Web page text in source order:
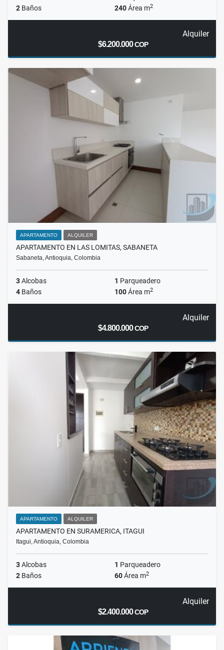
2 Baños 240Área m2
Alquiler
$6.200.000COP
APARTAMENTO ALQUILER
APARTAMENTO EN LAS LOMITAS, SABANETA
Sabaneta, Antioquia, Colombia
3Alcobas 1 Parqueadero
4 Baños 100Área m2
Alquiler
$4.800.000COP
APARTAMENTO ALQUILER
APARTAMENTO EN SURAMERICA, ITAGUI
Itagui, Antioquia, Colombia
3Alcobas 1 Parqueadero
2 Baños 60Área m2
Alquiler
$2.400.000COP